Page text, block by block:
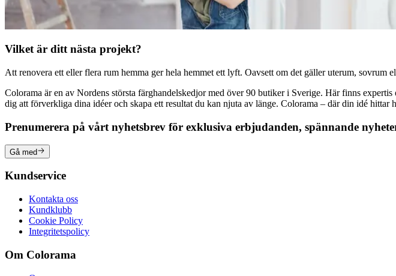
Vilket är ditt nästa projekt?
Att renovera ett eller flera rum hemma ger hela hemmet ett lyft. Oavsett om det gäller uterum,
Colorama är en av Nordens största färghandelskedjor med över 90 butiker i Sverige. Här finns
dig att förverkliga dina idéer och skapa ett resultat du kan njuta av länge. Colorama – där din idé hittar
Prenumerera på vårt nyhetsbrev för exklusiva erbjudanden, spännande
Gå med
Kundservice
Kontakta oss
Kundklubb
Cookie Policy
Integritetspolicy
Om Colorama